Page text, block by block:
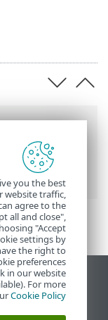
تعليمات ESET عبر الإنترنت
التهديدات
عرض موقع
End of Life
you the best
website traffic,
agree to the
all and close",
"Accept
settings by
the right to
preferences
in our website
For more
Cookie Policy